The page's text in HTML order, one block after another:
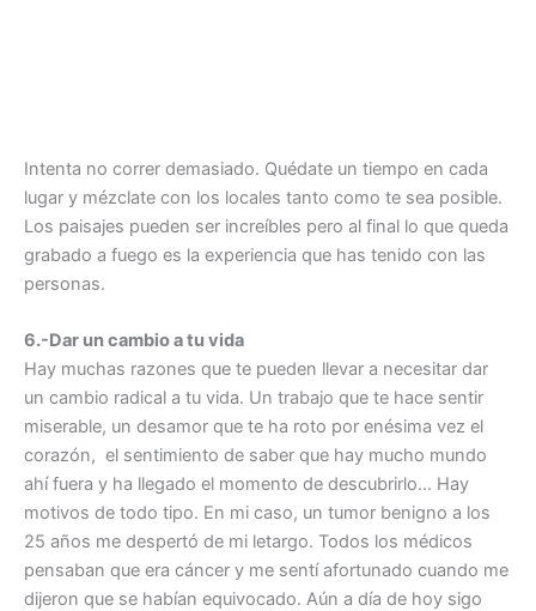
Intenta no correr demasiado. Quédate un tiempo en cada
lugar y mézclate con los locales tanto como te sea posible.
Los paisajes pueden ser increíbles pero al final lo que queda
grabado a fuego es la experiencia que has tenido con las
personas.
6.-Dar un cambio a tu vida
Hay muchas razones que te pueden llevar a necesitar dar
un cambio radical a tu vida. Un trabajo que te hace sentir
miserable, un desamor que te ha roto por enésima vez el
corazón, el sentimiento de saber que hay mucho mundo
ahí fuera y ha llegado el momento de descubrirlo… Hay
motivos de todo tipo. En mi caso, un tumor benigno a los
25 años me despertó de mi letargo. Todos los médicos
pensaban que era cáncer y me sentí afortunado cuando me
dijeron que se habían equivocado. Aún a día de hoy sigo